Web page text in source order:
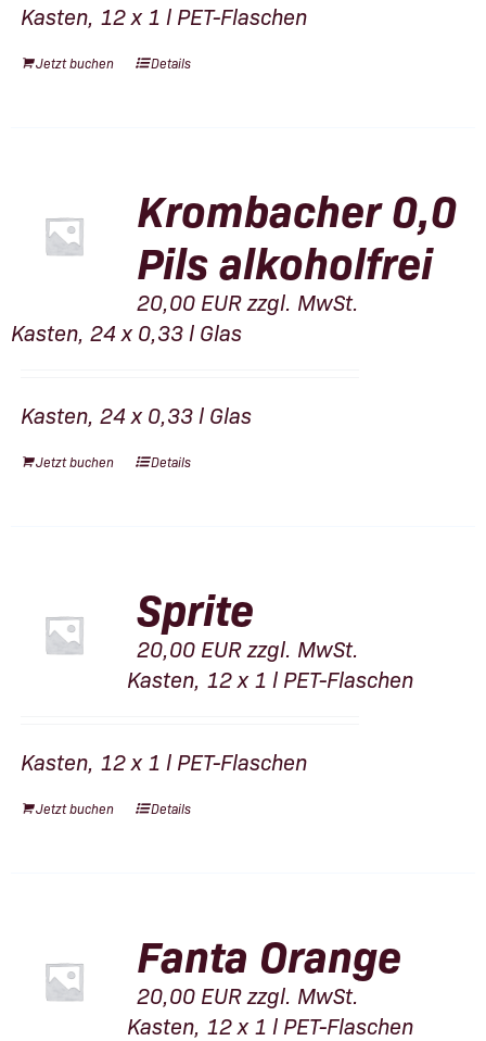
Kasten, 12 x 1 l PET-Flaschen
Jetzt buchen Details
Krombacher 0,0
Pils alkoholfrei
20,00EURzzgl. MwSt.
Kasten, 24 x 0,33 l Glas
Kasten, 24 x 0,33 l Glas
Jetzt buchen Details
Sprite
20,00EURzzgl. MwSt.
Kasten, 12 x 1 l PET-Flaschen
Kasten, 12 x 1 l PET-Flaschen
Jetzt buchen Details
Fanta Orange
20,00EURzzgl. MwSt.
Kasten, 12 x 1 l PET-Flaschen